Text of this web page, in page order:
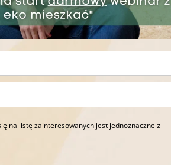
na listę zainteresowanych jest jednoznaczne z